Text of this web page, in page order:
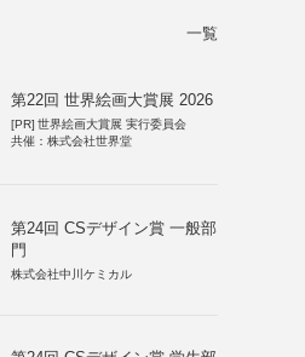
一覧
第22回 世界絵画大賞展 2026
[PR] 世界絵画大賞展 実行委員会
共催：株式会社世界堂
第24回 CSデザイン賞 一般部
門
株式会社中川ケミカル